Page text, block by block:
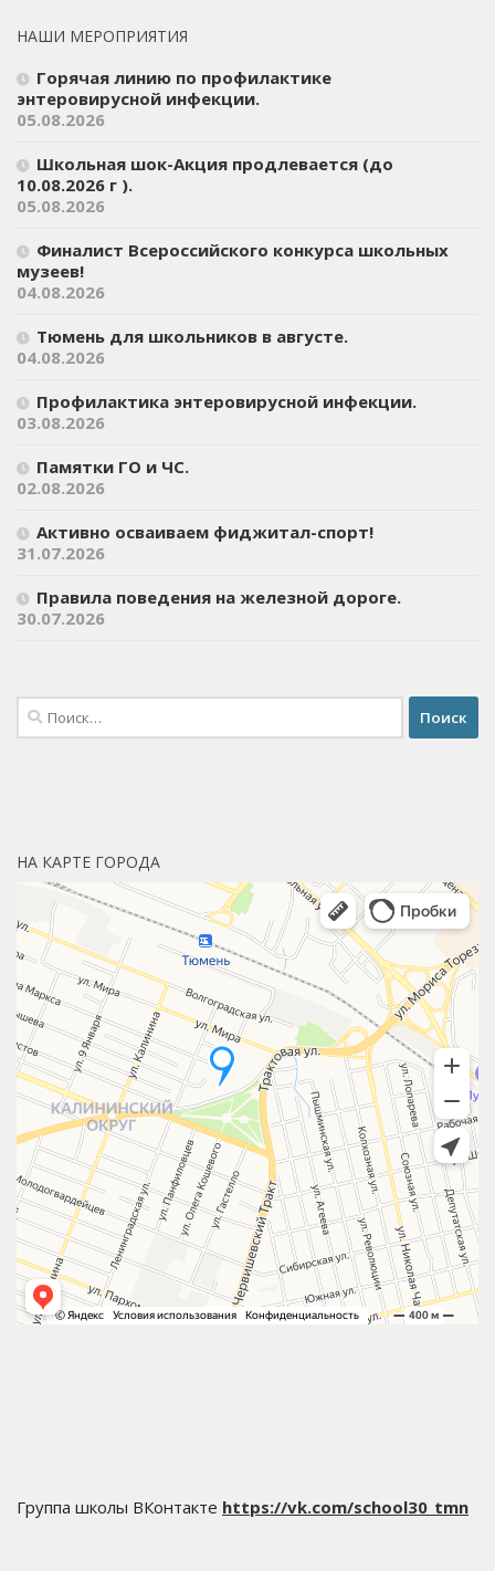
НАШИ МЕРОПРИЯТИЯ
Горячая линию по профилактике
энтеровирусной инфекции.
05.08.2026
Школьная шок-Акция продлевается (до
10.08.2026 г ).
05.08.2026
Финалист Всероссийского конкурса школьных
музеев!
04.08.2026
Тюмень для школьников в августе.
04.08.2026
Профилактика энтеровирусной инфекции.
03.08.2026
Памятки ГО и ЧС.
02.08.2026
Активно осваиваем фиджитал-спорт!
31.07.2026
Правила поведения на железной дороге.
30.07.2026
Найти:
НА КАРТЕ ГОРОДА
Группа школы ВКонтакте https://vk.com/school30_tmn